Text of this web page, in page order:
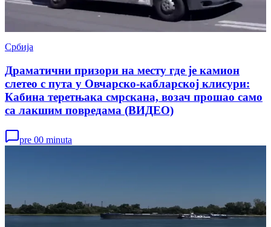
Србија
Драматични призори на месту где је камион
слетео с пута у Овчарско-кабларској клисури:
Кабина теретњака смрскана, возач прошао само
са лакшим повредама (ВИДЕО)
pre 00 minuta